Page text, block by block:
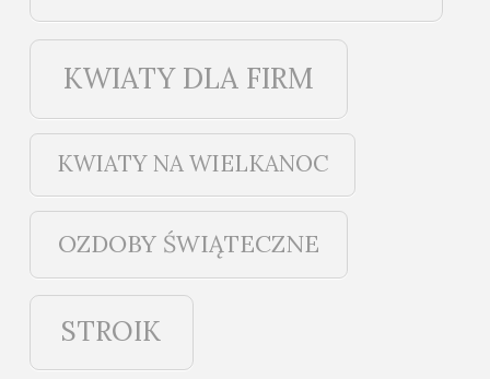
KWIATY DLA FIRM
KWIATY NA WIELKANOC
OZDOBY ŚWIĄTECZNE
STROIK